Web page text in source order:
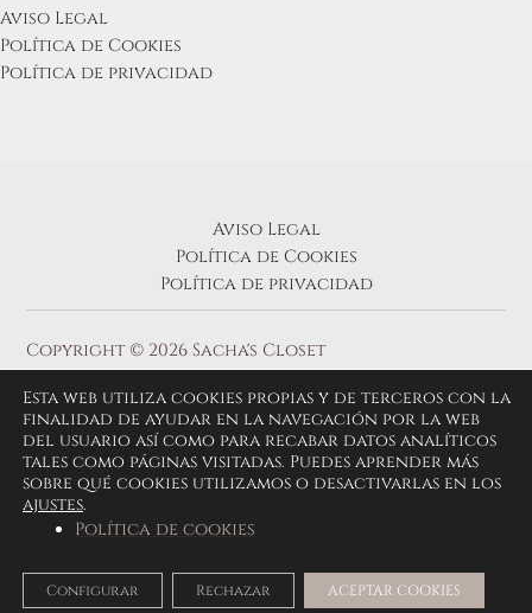
Aviso Legal
Política de Cookies
Política de privacidad
Aviso Legal
Política de Cookies
Política de privacidad
Copyright © 2026 Sacha's Closet
Esta web utiliza cookies propias y de terceros con la
finalidad de ayudar en la navegación por la web
del usuario así como para recabar datos analíticos
tales como páginas visitadas. Puedes aprender más
sobre qué cookies utilizamos o desactivarlas en los
ajustes.
Política de cookies
ACEPTAR COOKIES
Rechazar
Configurar